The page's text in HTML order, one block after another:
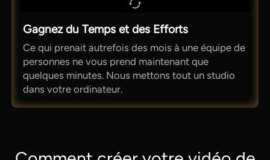
Gagnez du Temps et des Efforts
Ce qui prenait autrefois des mois à une équipe de
personnes ne vous prend maintenant que
quelques minutes. Nous mettons tout un studio
dans votre ordinateur.